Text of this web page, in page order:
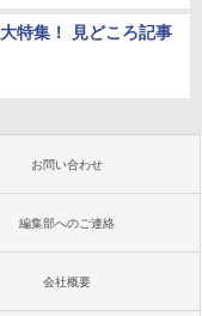
特集！ 見どころ記事
お問い合わせ
編集部へのご連絡
会社概要